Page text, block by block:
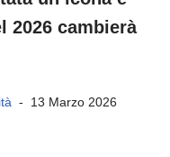
2026 cambierà
13 Marzo 2026